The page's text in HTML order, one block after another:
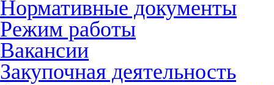
Нормативные документы
Режим работы
Вакансии
Закупочная деятельность